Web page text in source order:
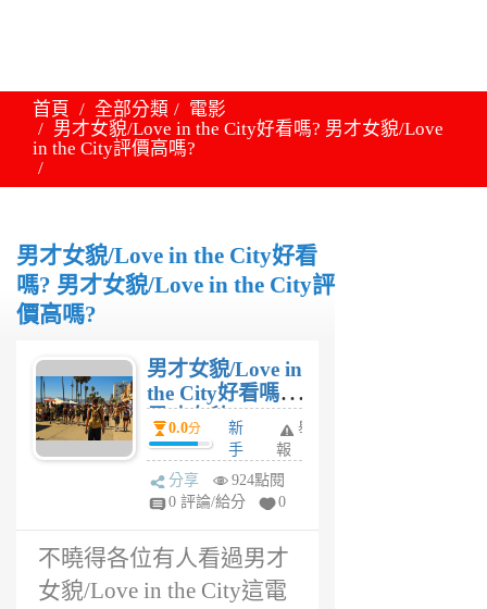
首頁 全部分類
電影
男才女貌/Love in the City好看嗎? 男才女貌/Love
in the City評價高嗎?
男才女貌/Love in the City好看
嗎? 男才女貌/Love in the City評
價高嗎?
男才女貌/Love in
the City好看嗎?
男才女貌/Love in
the City評價高
嗎?
0.0分
新
手
上
路
前
舉
報
分享
924點閱
0 評論/給分
0
不曉得各位有人看過男才
女貌/Love in the City這電